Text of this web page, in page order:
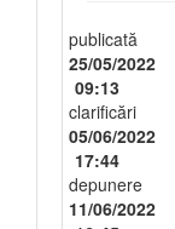
publicată
25/05/2022
09:13
clarificări
05/06/2022
17:44
depunere
11/06/2022